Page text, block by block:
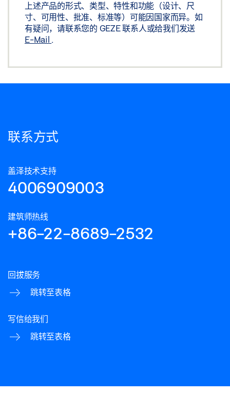
上述产品的形式、类型、特性和功能（设计、尺
寸、可用性、批准、标准等）可能因国家而异。如
有疑问，请联系您的 GEZE 联系人或给我们发送
E-Mail .
联系方式
盖泽技术支持
4006909003
建筑师热线
+86-22-8689-2532
回拔服务
跳转至表格
写信给我们
跳转至表格